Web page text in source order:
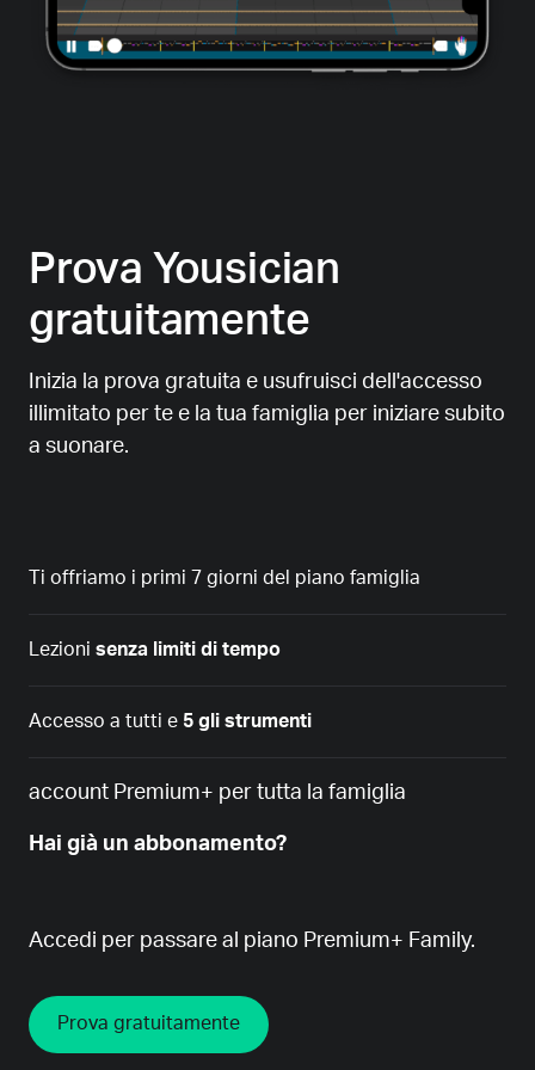
Prova Yousician
gratuitamente
Inizia la prova gratuita e usufruisci dell'accesso
illimitato per te e la tua famiglia per iniziare subito
a suonare.
Ti offriamo i primi 7 giorni del piano famiglia
Lezioni senza limiti di tempo
Accesso a tutti e 5 gli strumenti
account Premium+ per tutta la famiglia
Hai già un abbonamento?
Accedi per passare al piano Premium+ Family.
Prova gratuitamente